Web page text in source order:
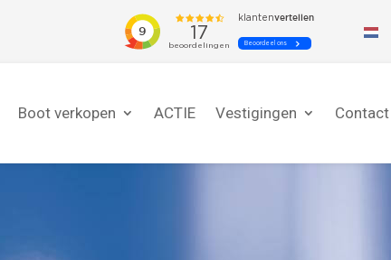
Boot verkopen ACTIE Vestigingen Contact